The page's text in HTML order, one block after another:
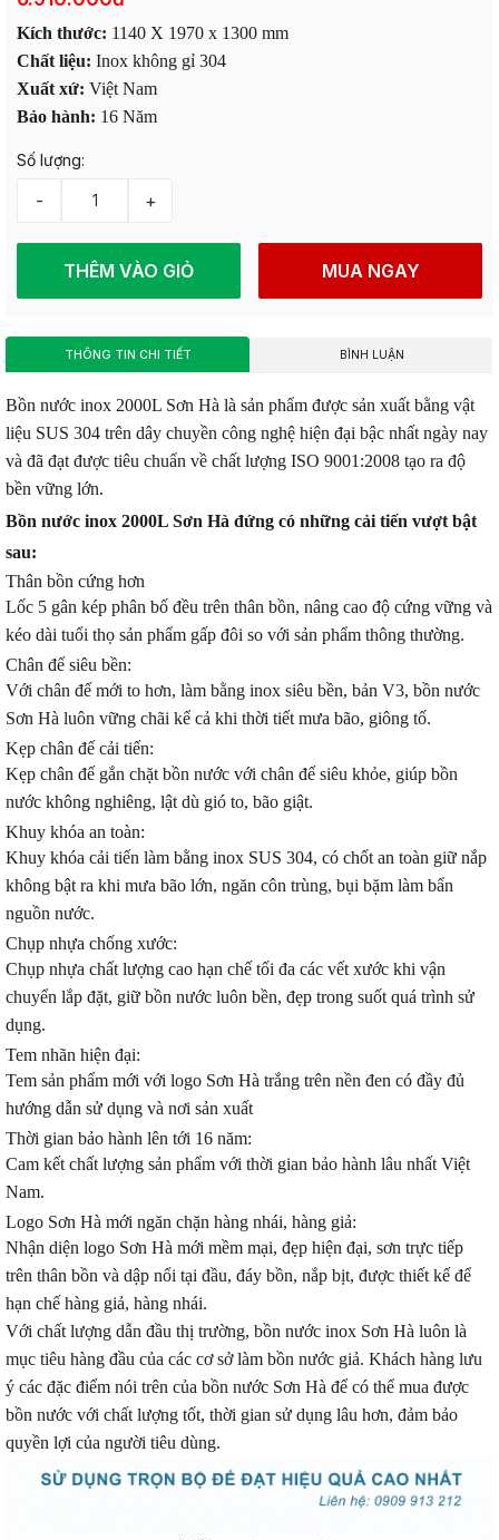
Kích thước: 1140 X 1970 x 1300 mm
Chất liệu: Inox không gỉ 304
Xuất xứ: Việt Nam
Bảo hành: 16 Năm
Số lượng:
- +
THÊM VÀO GIỎ MUA NGAY
THÔNG TIN CHI TIẾT BÌNH LUẬN
Bồn nước inox 2000L Sơn Hà là sản phẩm được sản xuất bằng vật
liệu SUS 304 trên dây chuyền công nghệ hiện đại bậc nhất ngày nay
và đã đạt được tiêu chuẩn về chất lượng ISO 9001:2008 tạo ra độ
bền vững lớn.
Bồn nước inox 2000L Sơn Hà đứng có những cải tiến vượt bật
sau:
Thân bồn cứng hơn
Lốc 5 gân kép phân bố đều trên thân bồn, nâng cao độ cứng vững và
kéo dài tuổi thọ sản phẩm gấp đôi so với sản phẩm thông thường.
Chân đế siêu bền:
Với chân đế mới to hơn, làm bằng inox siêu bền, bản V3, bồn nước
Sơn Hà luôn vững chãi kể cả khi thời tiết mưa bão, giông tố.
Kẹp chân đế cải tiến:
Kẹp chân đế gắn chặt bồn nước với chân đế siêu khỏe, giúp bồn
nước không nghiêng, lật dù gió to, bão giật.
Khuy khóa an toàn:
Khuy khóa cải tiến làm bằng inox SUS 304, có chốt an toàn giữ nắp
không bật ra khi mưa bão lớn, ngăn côn trùng, bụi bặm làm bẩn
nguồn nước.
Chụp nhựa chống xước:
Chụp nhựa chất lượng cao hạn chế tối đa các vết xước khi vận
chuyển lắp đặt, giữ bồn nước luôn bền, đẹp trong suốt quá trình sử
dụng.
Tem nhãn hiện đại:
Tem sản phẩm mới với logo Sơn Hà trắng trên nền đen có đầy đủ
hướng dẫn sử dụng và nơi sản xuất
Thời gian bảo hành lên tới 16 năm:
Cam kết chất lượng sản phẩm với thời gian bảo hành lâu nhất Việt
Nam.
Logo Sơn Hà mới ngăn chặn hàng nhái, hàng giả:
Nhận diện logo Sơn Hà mới mềm mại, đẹp hiện đại, sơn trực tiếp
trên thân bồn và dập nổi tại đầu, đáy bồn, nắp bịt, được thiết kế để
hạn chế hàng giả, hàng nhái.
Với chất lượng dẫn đầu thị trường, bồn nước inox Sơn Hà luôn là
mục tiêu hàng đầu của các cơ sở làm bồn nước giả. Khách hàng lưu
ý các đặc điểm nói trên của bồn nước Sơn Hà để có thể mua được
bồn nước với chất lượng tốt, thời gian sử dụng lâu hơn, đảm bảo
quyền lợi của người tiêu dùng.